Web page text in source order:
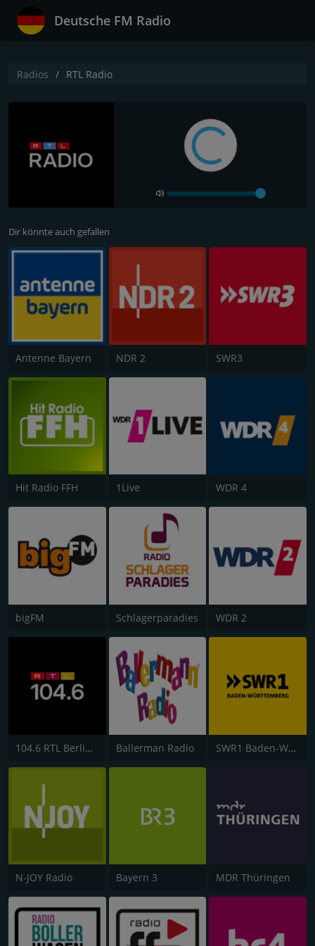
Deutsche FM Radio
Radios RTL Radio
Dir könnte auch gefallen
Antenne Bayern NDR 2 SWR3
Hit Radio FFH 1Live WDR 4
bigFM Schlagerparadies WDR 2
104.6 RTL Berlins Hitradio Ballerman Radio SWR1 Baden-Württemberg
N-JOY Radio Bayern 3 MDR Thüringen